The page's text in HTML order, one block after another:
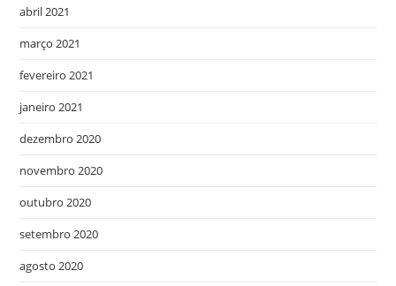
abril 2021
março 2021
fevereiro 2021
janeiro 2021
dezembro 2020
novembro 2020
outubro 2020
setembro 2020
agosto 2020